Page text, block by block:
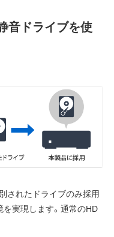
音ドライブを使
されたドライブのみ採用
実現します。通常のHD